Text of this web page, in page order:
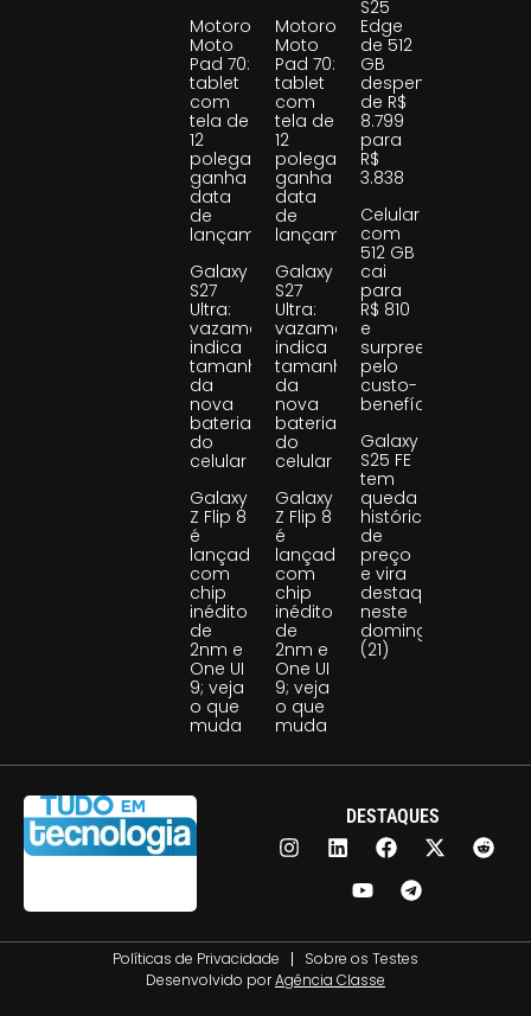
Motorola
Moto
Pad 70:
tablet
com
tela de
12
polegadas
ganha
data
de
lançamento
Galaxy
S27
Ultra:
vazamento
indica
tamanho
da
nova
bateria
do
celular
Galaxy
Z Flip 8
é
lançado
com
chip
inédito
de
2nm e
One UI
9; veja
o que
muda
Motorola
Moto
Pad 70:
tablet
com
tela de
12
polegadas
ganha
data
de
lançamento
Galaxy
S27
Ultra:
vazamento
indica
tamanho
da
nova
bateria
do
celular
Galaxy
Z Flip 8
é
lançado
com
chip
inédito
de
2nm e
One UI
9; veja
o que
muda
S25
Edge
de 512
GB
despenca
de R$
8.799
para
R$
3.838
Celular
com
512 GB
cai
para
R$ 810
e
surpreende
pelo
custo-
benefício
Galaxy
S25 FE
tem
queda
histórica
de
preço
e vira
destaque
neste
domingo
(21)
DESTAQUES
Políticas de Privacidade
Sobre os Testes
Desenvolvido porAgência Classe